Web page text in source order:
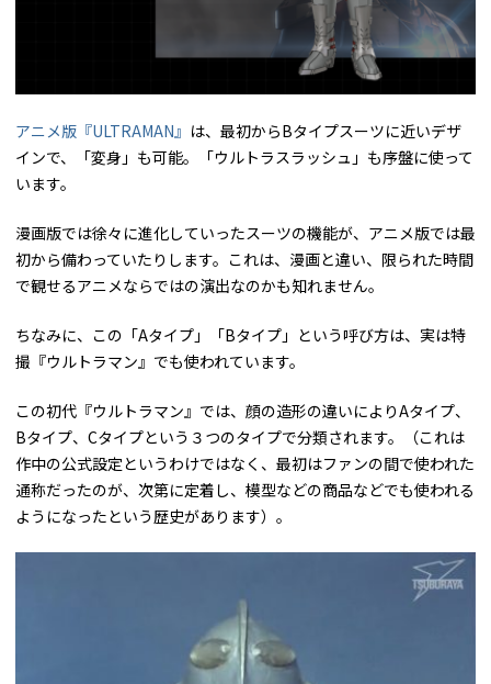
アニメ版『ULTRAMAN』 は、最初からBタイプスーツに近いデザ
インで、「変身」も可能。「ウルトラスラッシュ」も序盤に使って
います。
漫画版では徐々に進化していったスーツの機能が、アニメ版では最
初から備わっていたりします。これは、漫画と違い、限られた時間
で観せるアニメならではの演出なのかも知れません。
ちなみに、この「Aタイプ」「Bタイプ」という呼び方は、実は特
撮『ウルトラマン』でも使われています。
この初代『ウルトラマン』では、顔の造形の違いによりAタイプ、
Bタイプ、Cタイプという３つのタイプで分類されます。（これは
作中の公式設定というわけではなく、最初はファンの間で使われた
通称だったのが、次第に定着し、模型などの商品などでも使われる
ようになったという歴史があります）。